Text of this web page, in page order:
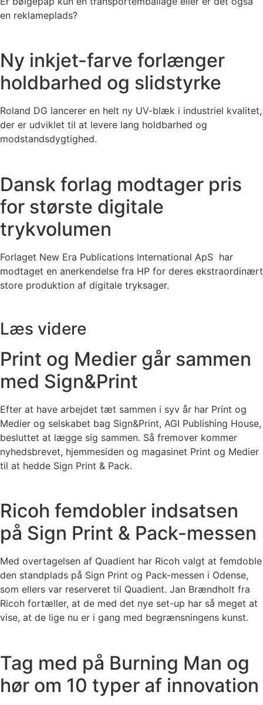
en reklameplads?
Ny inkjet-farve forlænger
holdbarhed og slidstyrke
Roland DG lancerer en helt ny UV-blæk i industriel kvalitet,
der er udviklet til at levere lang holdbarhed og
modstandsdygtighed.
Dansk forlag modtager pris
for største digitale
trykvolumen
Forlaget New Era Publications International ApS har
modtaget en anerkendelse fra HP for deres ekstraordinært
store produktion af digitale tryksager.
Læs videre
Print og Medier går sammen
med Sign&Print
Efter at have arbejdet tæt sammen i syv år har Print og
Medier og selskabet bag Sign&Print, AGI Publishing House,
besluttet at lægge sig sammen. Så fremover kommer
nyhedsbrevet, hjemmesiden og magasinet Print og Medier
til at hedde Sign Print & Pack.
Ricoh femdobler indsatsen
på Sign Print & Pack-messen
Med overtagelsen af Quadient har Ricoh valgt at femdoble
den standplads på Sign Print og Pack-messen i Odense,
som ellers var reserveret til Quadient. Jan Brændholt fra
Ricoh fortæller, at de med det nye set-up har så meget at
vise, at de lige nu er i gang med begrænsningens kunst.
Tag med på Burning Man og
hør om 10 typer af innovation